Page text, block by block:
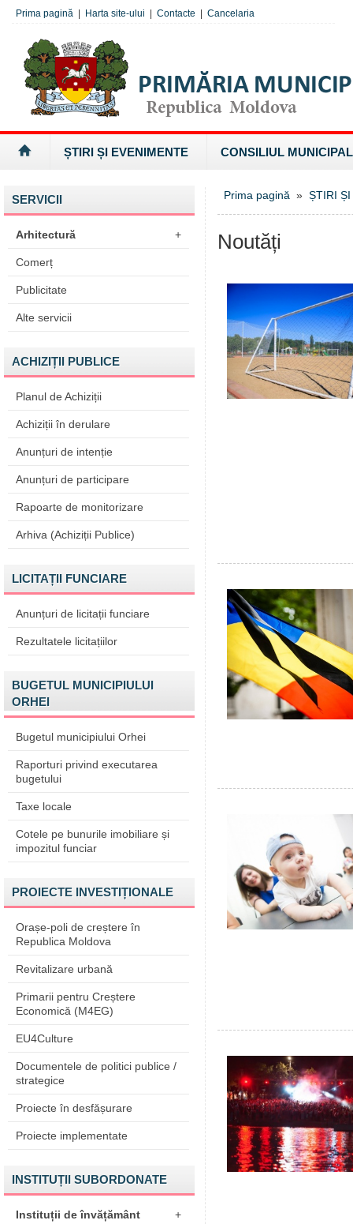
Prima pagină Harta site-ului Contacte Cancelaria
ȘTIRI ȘI EVENIMENTE CONSILIUL MUNICIPAL
SERVICII
Arhitectură +
Comerț
Publicitate
Alte servicii
ACHIZIȚII PUBLICE
Planul de Achiziții
Achiziții în derulare
Anunțuri de intenție
Anunțuri de participare
Rapoarte de monitorizare
Arhiva (Achiziții Publice)
LICITAȚII FUNCIARE
Anunțuri de licitații funciare
Rezultatele licitațiilor
BUGETUL MUNICIPIULUI
ORHEI
Bugetul municipiului Orhei
Raporturi privind executarea
bugetului
Taxe locale
Cotele pe bunurile imobiliare și
impozitul funciar
PROIECTE INVESTIȚIONALE
Orașe-poli de creștere în
Republica Moldova
Revitalizare urbană
Primarii pentru Creștere
Economică (M4EG)
EU4Culture
Documentele de politici publice /
strategice
Proiecte în desfășurare
Proiecte implementate
INSTITUȚII SUBORDONATE
Instituții de învățământ +
Prima pagină » ȘTIRI
Noutăți